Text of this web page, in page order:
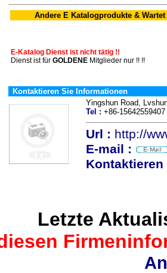
Andere E Katalogprodukte & Wartet
E-Katalog Dienst ist nicht tätig !!
Dienst ist für GOLDENE Mitglieder nur !! !!
Kontaktieren Sie Informationen
Yingshun Road,
Tel : +86-
Url : http://
E-mail :
Kontaktieren
Letzte